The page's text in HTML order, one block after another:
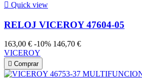
 Quick view
RELOJ VICEROY 47604-05
163,00 € -10% 146,70 €
VICEROY
 Comprar